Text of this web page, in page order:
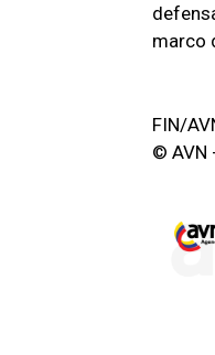
marco
FIN/
© AVN